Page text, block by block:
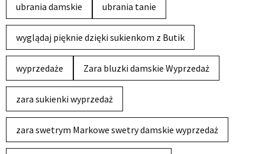
ubrania damskie ubrania tanie
wyglądaj pięknie dzięki sukienkom z Butik
wyprzedaże Zara bluzki damskie Wyprzedaż
zara sukienki wyprzedaż
zara swetrym Markowe swetry damskie wyprzedaż